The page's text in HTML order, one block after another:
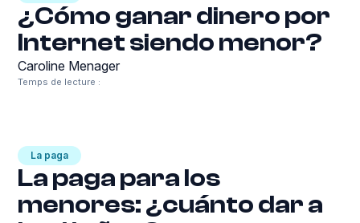
¿Cómo ganar dinero por
Internet siendo menor?
Caroline Menager
Temps de lecture :
La paga
La paga para los
menores: ¿cuánto dar a